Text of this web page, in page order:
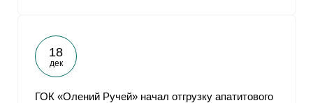
18
дек
ГОК «Олений Ручей» начал отгрузку апатитового